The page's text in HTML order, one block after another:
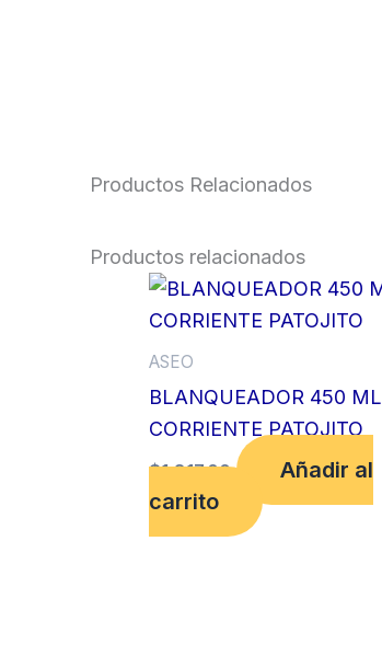
Productos Relacionados
Productos relacionados
ASEO
BLANQUEADOR 450 ML
CORRIENTE PATOJITO
$1,817.00
Añadir al
carrito